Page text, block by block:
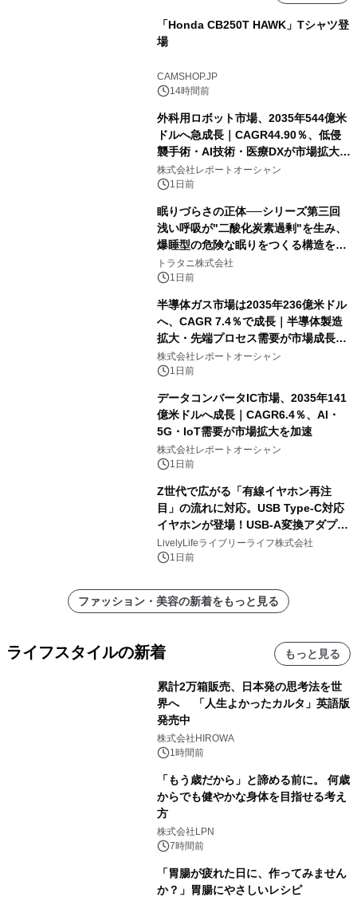
「Honda CB250T HAWK」Tシャツ登
場
CAMSHOP.JP
14時間前
外科用ロボット市場、2035年544億米
ドルへ急成長｜CAGR44.90％、低侵
襲手術・AI技術・医療DXが市場拡大を
牽引
株式会社レポートオーシャン
1日前
眠りづらさの正体──シリーズ第三回
浅い呼吸が"二酸化炭素過剰"を生み、
爆睡型の危険な眠りをつくる構造を解
説
トラタニ株式会社
1日前
半導体ガス市場は2035年236億米ドル
へ、CAGR 7.4％で成長｜半導体製造
拡大・先端プロセス需要が市場成長を
加速
株式会社レポートオーシャン
1日前
データコンバータIC市場、2035年141
億米ドルへ成長｜CAGR6.4％、AI・
5G・IoT需要が市場拡大を加速
株式会社レポートオーシャン
1日前
Z世代で広がる「有線イヤホン再注
目」の流れに対応。USB Type-C対応
イヤホンが登場！USB-A変換アダプタ
ー付きでスマホからパソコンまで幅広
く活用可能
LivelyLifeライブリーライフ株式会社
1日前
ファッション・美容の新着をもっと見る
ライフスタイルの新着 もっと見る
累計2万箱販売、日本発の思考法を世
界へ 「人生よかったカルタ」英語版
発売中
株式会社HIROWA
1時間前
「もう歳だから」と諦める前に。 何歳
からでも健やかな身体を目指せる考え
方
株式会社LPN
7時間前
「胃腸が疲れた日に、作ってみません
か？」胃腸にやさしいレシピ